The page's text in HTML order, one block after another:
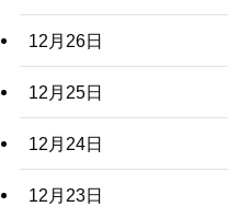
12月26日
12月25日
12月24日
12月23日